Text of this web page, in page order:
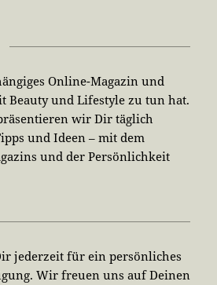
Online-Magazin und
Beauty und Lifestyle zu tun hat.
wir Dir täglich
und Ideen – mit dem
und der Persönlichkeit
jederzeit für ein persönliches
Wir freuen uns auf Deinen